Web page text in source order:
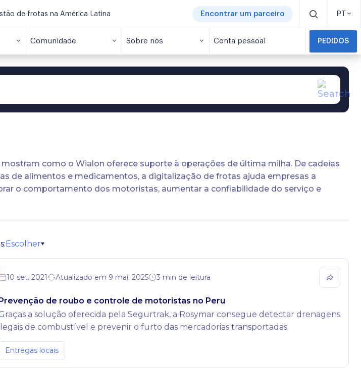
de frotas na América Latina Encontrar um parceiro PT
Comunidade Sobre nós Conta pessoal PEDIDOS
como o Wialon oferece suporte à operações de última milha. De cadeias
de alimentos e medicamentos, a digitalização de frotas ajuda empresas a
o comportamento dos motoristas, aumentar a confiabilidade do serviço e
Escolher
10 set. 2021 Atualizado em 9 mai. 2025 3 min de leitura
de roubo e controle de motoristas no Peru
a solução oferecida pela Segurtrak, a Rosymar consegue detectar drenagens
de combustível e prevenir o furto das mercadorias transportadas.
Entregas locais